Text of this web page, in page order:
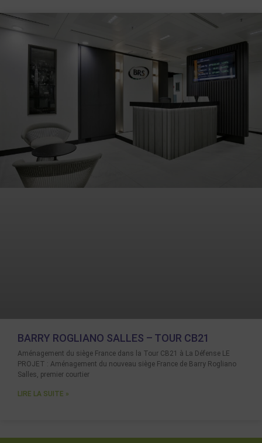
BARRY ROGLIANO SALLES – TOUR CB21
Aménagement du siège France dans la Tour CB21 à La Défense LE
PROJET : Aménagement du nouveau siège France de Barry Rogliano
Salles, premier courtier
LIRE LA SUITE »